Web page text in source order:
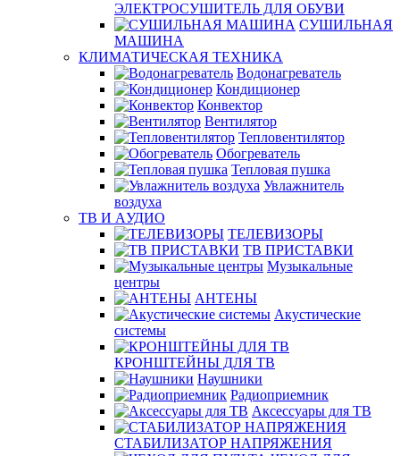
ЭЛЕКТРОСУШИТЕЛЬ ДЛЯ ОБУВИ
СУШИЛЬНАЯ
МАШИНА
КЛИМАТИЧЕСКАЯ ТЕХНИКА
Водонагреватель
Кондиционер
Конвектор
Вентилятор
Тепловентилятор
Обогреватель
Тепловая пушка
Увлажнитель
воздуха
ТВ И AУДИО
ТЕЛЕВИЗОРЫ
ТВ ПРИСТАВКИ
Музыкальные
центры
АНТЕНЫ
Акустические
системы
КРОНШТЕЙНЫ ДЛЯ ТВ
Наушники
Радиоприемник
Аксессуары для ТВ
СТАБИЛИЗАТОР НАПРЯЖЕНИЯ